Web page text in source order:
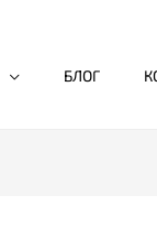
БЛОГ